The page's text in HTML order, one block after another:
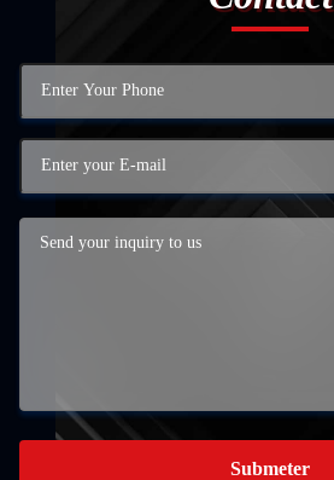
Submeter